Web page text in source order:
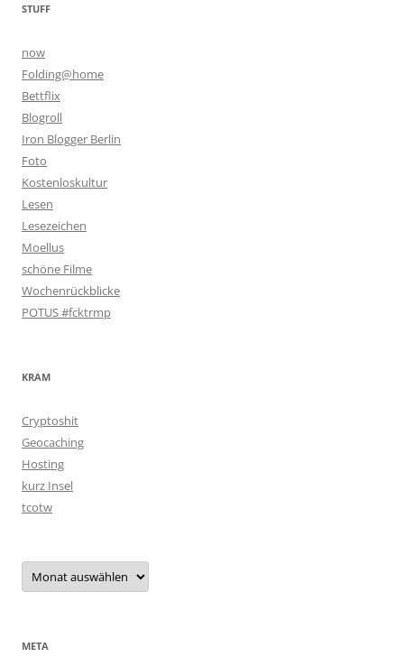
STUFF
now
Folding@home
Bettflix
Blogroll
Iron Blogger Berlin
Foto
Kostenloskultur
Lesen
Lesezeichen
Moellus
schöne Filme
Wochenrückblicke
POTUS #fcktrmp
KRAM
Cryptoshit
Geocaching
Hosting
kurz Insel
tcotw
Archiv
META